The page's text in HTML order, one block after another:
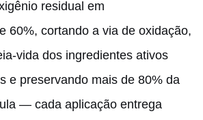
residual em
60%, cortando a via de oxidação,
vida dos ingredientes ativos
e preservando mais de 80% da
— cada aplicação entrega